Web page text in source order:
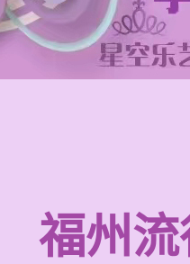
福州